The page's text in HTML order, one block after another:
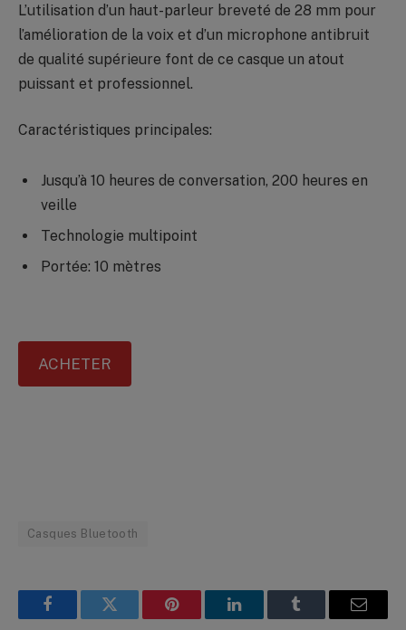
L’utilisation d’un haut-parleur breveté de 28 mm pour
l’amélioration de la voix et d’un microphone antibruit
de qualité supérieure font de ce casque un atout
puissant et professionnel.
Caractéristiques principales:
Jusqu’à 10 heures de conversation, 200 heures en
veille
Technologie multipoint
Portée: 10 mètres
ACHETER
Casques Bluetooth
FacebookTwitter Pinterest LinkedInTumblr Email